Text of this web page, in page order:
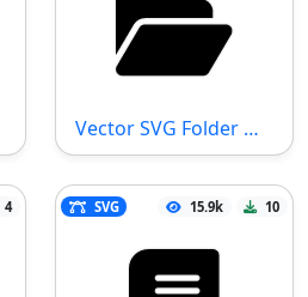
Vector SVG Folder Open
4 SVG 15.9k 10